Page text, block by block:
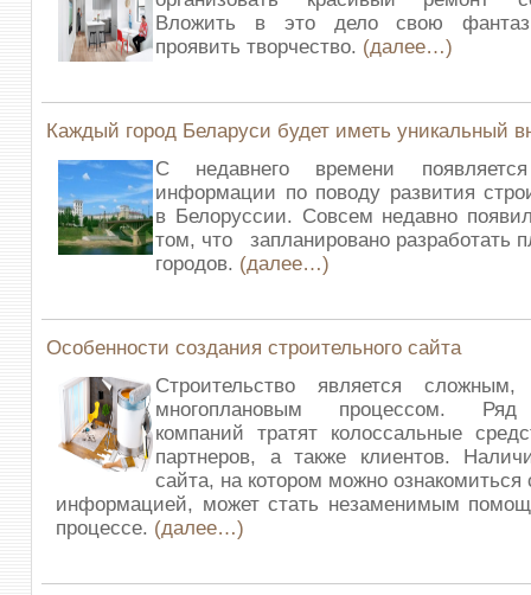
Вложить в это дело свою
проявить творчество. (далее…)
Каждый город Беларуси будет иметь уникальный
С недавнего времени
информации по поводу развития
в Белоруссии. Совсем недавно
том, что запланировано разработать
городов. (далее…)
Особенности создания строительного сайта
Строительство является
многоплановым процессом. Ряд
компаний тратят колоссальные
партнеров, а также клиентов.
сайта, на котором можно
информацией, может стать незаменимым
процессе. (далее…)